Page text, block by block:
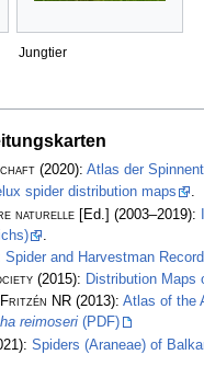
Jungtier
(2020): Atlas der
spider distribution maps
.
naturelle[Ed.] (2003–2019):
Spider and Harvestman
(2015): Distribution Maps
NR(2013): Atlas of the
reimoseri(PDF)
Spiders (Araneae) of